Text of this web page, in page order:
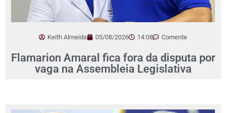
Keith Almeida 05/08/2026 14:08 Comente
Flamarion Amaral fica fora da disputa por
vaga na Assembleia Legislativa